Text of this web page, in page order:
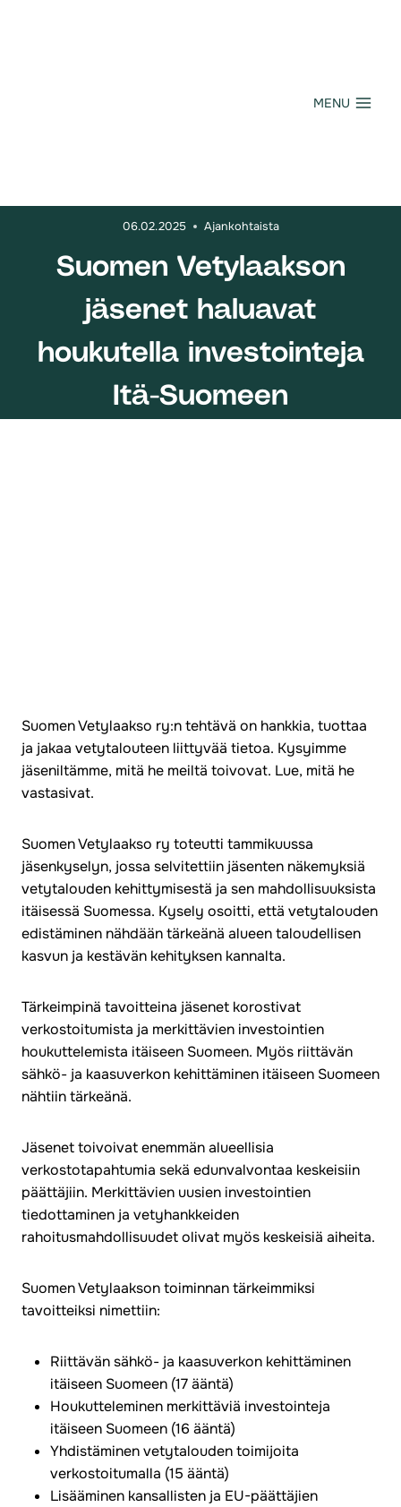
MENU
06.02.2025 Ajankohtaista
Suomen Vetylaakson
jäsenet haluavat
houkutella investointeja
Itä-Suomeen
Suomen Vetylaakso ry:n tehtävä on hankkia, tuottaa
ja jakaa vetytalouteen liittyvää tietoa. Kysyimme
jäseniltämme, mitä he meiltä toivovat. Lue, mitä he
vastasivat.
Suomen Vetylaakso ry toteutti tammikuussa
jäsenkyselyn, jossa selvitettiin jäsenten näkemyksiä
vetytalouden kehittymisestä ja sen mahdollisuuksista
itäisessä Suomessa. Kysely osoitti, että vetytalouden
edistäminen nähdään tärkeänä alueen taloudellisen
kasvun ja kestävän kehityksen kannalta.
Tärkeimpinä tavoitteina jäsenet korostivat
verkostoitumista ja merkittävien investointien
houkuttelemista itäiseen Suomeen. Myös riittävän
sähkö- ja kaasuverkon kehittäminen itäiseen Suomeen
nähtiin tärkeänä.
Jäsenet toivoivat enemmän alueellisia
verkostotapahtumia sekä edunvalvontaa keskeisiin
päättäjiin. Merkittävien uusien investointien
tiedottaminen ja vetyhankkeiden
rahoitusmahdollisuudet olivat myös keskeisiä aiheita.
Suomen Vetylaakson toiminnan tärkeimmiksi
tavoitteiksi nimettiin:
Riittävän sähkö- ja kaasuverkon kehittäminen
itäiseen Suomeen (17 ääntä)
Houkutteleminen merkittäviä investointeja
itäiseen Suomeen (16 ääntä)
Yhdistäminen vetytalouden toimijoita
verkostoitumalla (15 ääntä)
Lisääminen kansallisten ja EU-päättäjien